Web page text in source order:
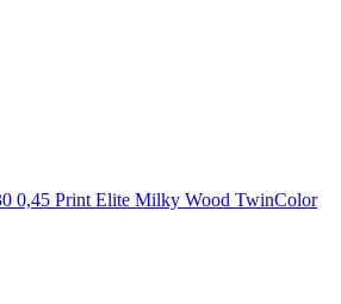
0,45 Print Elite Milky Wood TwinColor